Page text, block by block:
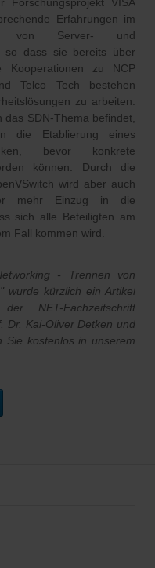
VISA
Erfahrungen im
von Server‐ und
so dass sie bereits über
Kooperationen zu NCP
Telco Tech bestehen
zu arbeiten.
SDN‐Thema befindet,
die Etablierung eines
bevor konkrete
können. Durch die
wird aber auch
mehr Einzug in die
sich alle Beteiligten am
Fall kommen wird.
- Trennen von
wurde kürzlich ein Artikel
NET-Fachzeitschrift
Dr. Kai-Oliver Detken und
Sie kostenlos in unserem